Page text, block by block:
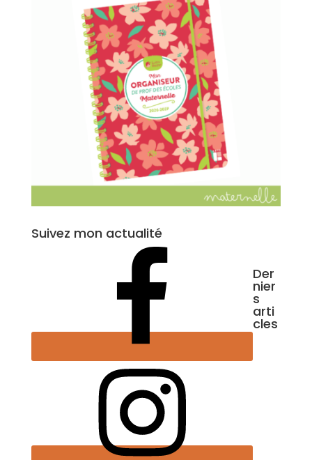
Suivez mon actualité
Der
nier
s
arti
cles